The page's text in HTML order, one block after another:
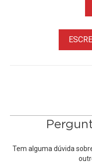
Tem alguma dúvida